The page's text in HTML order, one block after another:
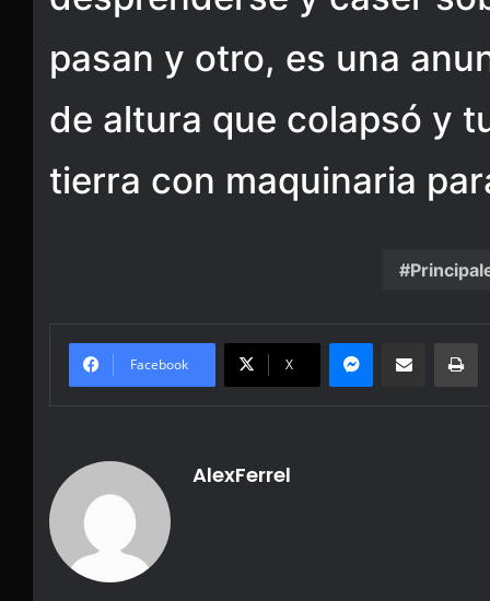
pasan y otro, es una
de altura que colapsó y
tierra con maquinaria
Facebook X
Messenger
Share via Email
AlexFerrel